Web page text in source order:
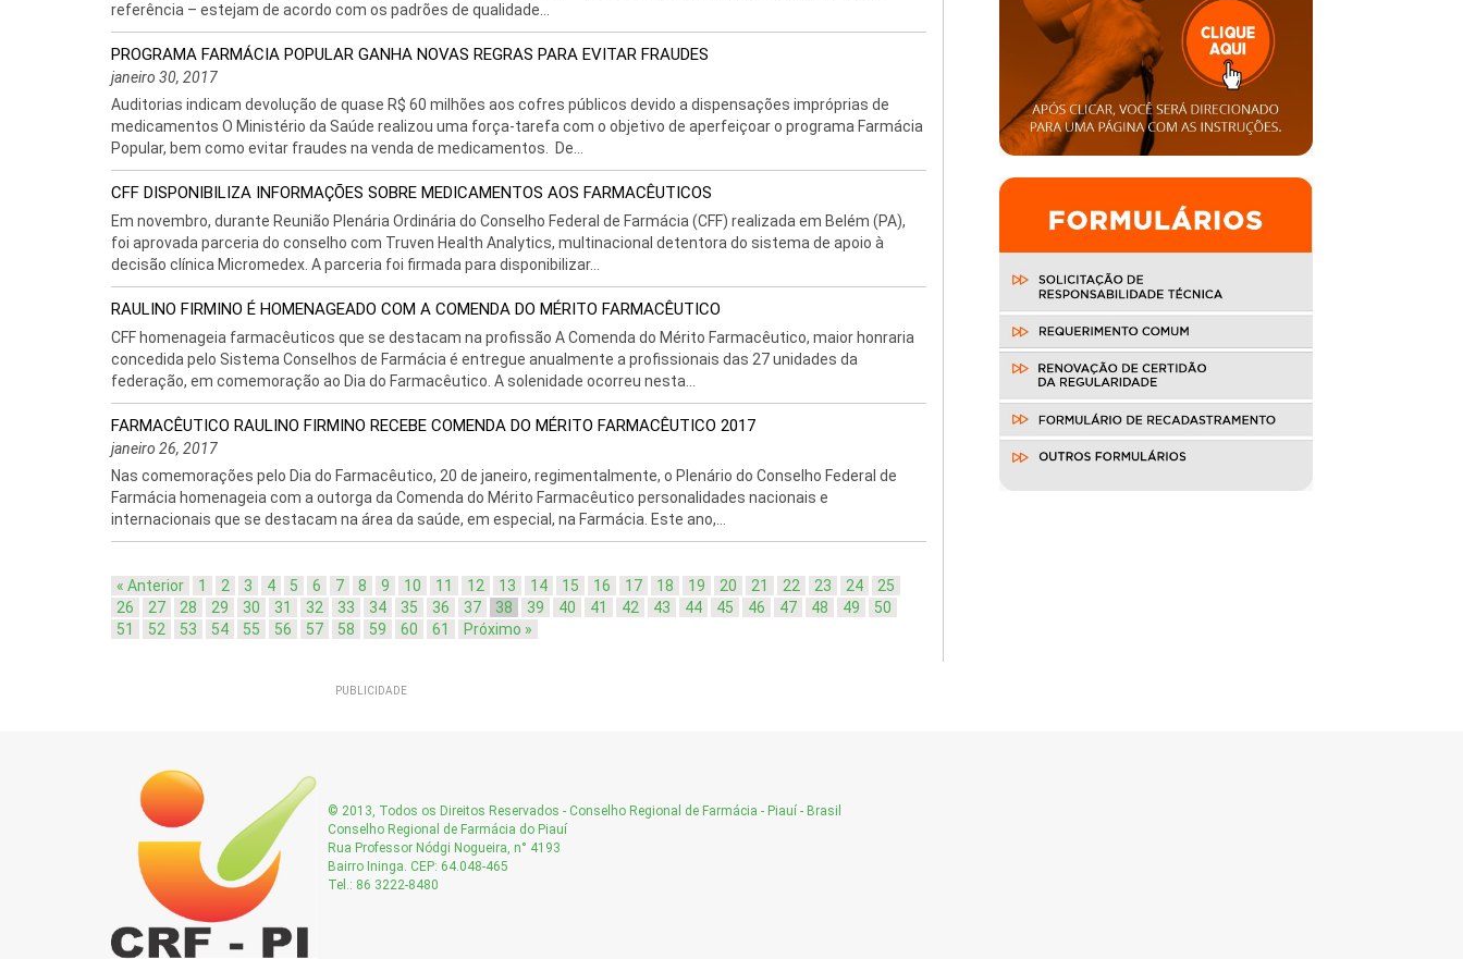
referência – estejam de acordo com os padrões de qualidade...
PROGRAMA FARMÁCIA POPULAR GANHA NOVAS REGRAS PARA EVITAR FRAUDES
janeiro 30, 2017
Auditorias indicam devolução de quase R$ 60 milhões aos cofres públicos devido a dispensações impróprias de
medicamentos O Ministério da Saúde realizou uma força-tarefa com o objetivo de aperfeiçoar o programa Farmácia
Popular, bem como evitar fraudes na venda de medicamentos. De...
CFF DISPONIBILIZA INFORMAÇÕES SOBRE MEDICAMENTOS AOS FARMACÊUTICOS
Em novembro, durante Reunião Plenária Ordinária do Conselho Federal de Farmácia (CFF) realizada em Belém (PA),
foi aprovada parceria do conselho com Truven Health Analytics, multinacional detentora do sistema de apoio à
decisão clínica Micromedex. A parceria foi firmada para disponibilizar...
RAULINO FIRMINO É HOMENAGEADO COM A COMENDA DO MÉRITO FARMACÊUTICO
CFF homenageia farmacêuticos que se destacam na profissão A Comenda do Mérito Farmacêutico, maior honraria
concedida pelo Sistema Conselhos de Farmácia é entregue anualmente a profissionais das 27 unidades da
federação, em comemoração ao Dia do Farmacêutico. A solenidade ocorreu nesta...
FARMACÊUTICO RAULINO FIRMINO RECEBE COMENDA DO MÉRITO FARMACÊUTICO 2017
janeiro 26, 2017
Nas comemorações pelo Dia do Farmacêutico, 20 de janeiro, regimentalmente, o Plenário do Conselho Federal de
Farmácia homenageia com a outorga da Comenda do Mérito Farmacêutico personalidades nacionais e
internacionais que se destacam na área da saúde, em especial, na Farmácia. Este ano,...
« Anterior 1 2 3 4 5 6 7 8 9 10 11 12 13 14 15 16 17 18 19 20 21 22 23 24
25
26
27 28 29 30 31 32 33 34 35 36 37 38 39 40 41 42 43 44 45 46 47 48 49
50
51
52 53 54 55 56 57 58 59 60 61 Próximo »
PUBLICIDADE
© 2013, Todos os Direitos Reservados - Conselho Regional de Farmácia - Piauí - Brasil
Conselho Regional de Farmácia do Piauí
Rua Professor Nódgi Nogueira, n° 4193
Bairro Ininga. CEP: 64.048-465
Tel.: 86 3222-8480